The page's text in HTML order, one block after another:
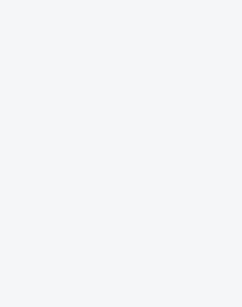
Ce champ n'accepte pas les liens
FranceTransactions.com (hormis